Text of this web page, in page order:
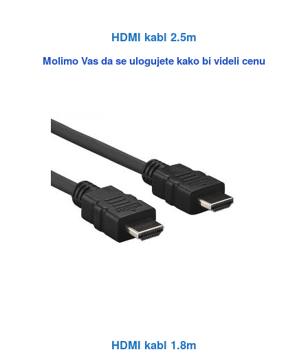
HDMI kabl 2.5m
Molimo Vas da se ulogujete kako bi videli cenu
HDMI kabl 1.8m